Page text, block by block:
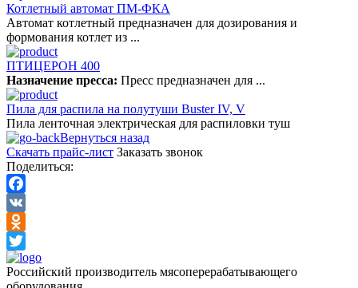
Котлетный автомат ПМ-ФКА
Автомат котлетный предназначен для дозирования и
формования котлет из ...
ПТИЦЕРОН 400
Назначение пресса: Пресс предназначен для ...
Пила для распила на полутуши Buster IV, V
Пила ленточная электрическая для распиловки туш
Вернуться назад
Скачать прайс-лист Заказать звонок
Поделиться:
Facebook
VK
Odnoklassniki
Twitter
Российский производитель мясоперерабатывающего